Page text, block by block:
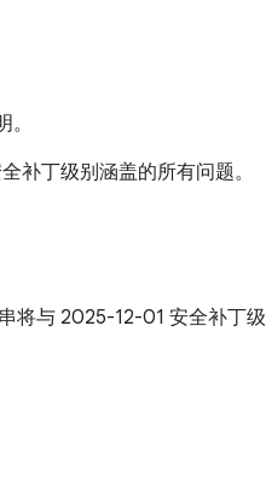
补丁级别涵盖的所有问题。
将与 2025-12-01 安全补丁级